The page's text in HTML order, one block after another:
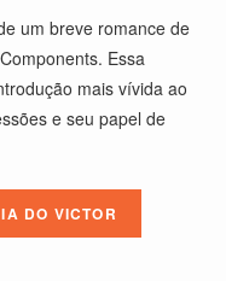
um breve romance de
Essa
mais vívida ao
e seu papel de
DO VICTOR